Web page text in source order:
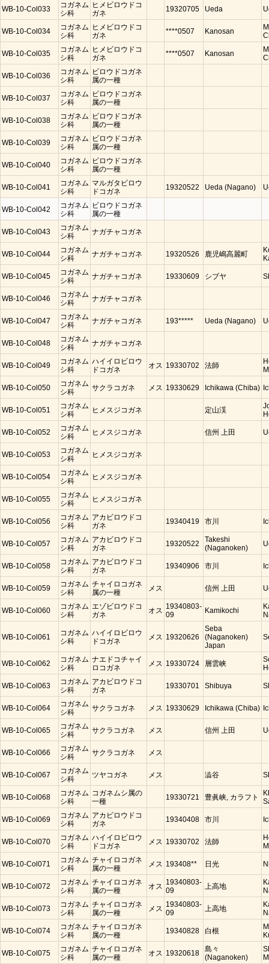
WB-10-Col033
コガネム
シ科
ヒメビロウドコ
ガネ
19320705 Ueda
WB-10-Col034
コガネム
シ科
ヒメビロウドコ
ガネ
****0507 Kanosan
WB-10-Col035
コガネム
シ科
ヒメビロウドコ
ガネ
****0507 Kanosan
WB-10-Col036
コガネム
シ科
ビロウドコガネ
属の一種
WB-10-Col037
コガネム
シ科
ビロウドコガネ
属の一種
WB-10-Col038
コガネム
シ科
ビロウドコガネ
属の一種
WB-10-Col039
コガネム
シ科
ビロウドコガネ
属の一種
WB-10-Col040
コガネム
シ科
ビロウドコガネ
属の一種
WB-10-Col041
コガネム
シ科
マルガタビロウ
ドコガネ
19320522 Ueda (Nagano)
WB-10-Col042
コガネム
シ科
ビロウドコガネ
属の一種
WB-10-Col043
コガネム
シ科
ナガチャコガネ
WB-10-Col044
コガネム
シ科
ナガチャコガネ 19320526 鹿児嶋高麗町
WB-10-Col045
コガネム
シ科
ナガチャコガネ 19330609 シブヤ
WB-10-Col046
コガネム
シ科
ナガチャコガネ
WB-10-Col047
コガネム
シ科
ナガチャコガネ 193***** Ueda (Nagano)
WB-10-Col048
コガネム
シ科
ナガチャコガネ
WB-10-Col049
コガネム
シ科
ハイイロビロウ
ドコガネ
オス 19330702 法師
WB-10-Col050
コガネム
シ科
サクラコガネ メス 19330629 Ichikawa (Chiba)
WB-10-Col051
コガネム
シ科
ヒメスジコガネ 定山渓
WB-10-Col052
コガネム
シ科
ヒメスジコガネ 信州 上田
WB-10-Col053
コガネム
シ科
ヒメスジコガネ
WB-10-Col054
コガネム
シ科
ヒメスジコガネ
WB-10-Col055
コガネム
シ科
ヒメスジコガネ
WB-10-Col056
コガネム
シ科
アカビロウドコ
ガネ
19340419 市川
WB-10-Col057
コガネム
シ科
アカビロウドコ
ガネ
19320522
Takeshi
(Naganoken)
WB-10-Col058
コガネム
シ科
アカビロウドコ
ガネ
19340906 市川
WB-10-Col059
コガネム
シ科
チャイロコガネ
属の一種
メス 信州 上田
WB-10-Col060
コガネム
シ科
エゾビロウドコ
ガネ
オス 19340803-
09
Kamikochi
WB-10-Col061
コガネム
シ科
ハイイロビロウ
ドコガネ
メス 19320626
Seba
(Naganoken)
Japan
WB-10-Col062
コガネム
シ科
ナエドコチャイ
ロコガネ
メス 19330724 層雲峡
WB-10-Col063
コガネム
シ科
アカビロウドコ
ガネ
19330701 Shibuya
WB-10-Col064
コガネム
シ科
サクラコガネ メス 19330629 Ichikawa (Chiba)
WB-10-Col065
コガネム
シ科
サクラコガネ メス 信州 上田
WB-10-Col066
コガネム
シ科
サクラコガネ メス
WB-10-Col067
コガネム
シ科
ツヤコガネ メス 澁谷
WB-10-Col068
コガネム
シ科
コガネムシ属の
一種
19330721 豊眞峡, カラフト
WB-10-Col069
コガネム
シ科
アカビロウドコ
ガネ
19340408 市川
WB-10-Col070
コガネム
シ科
ハイイロビロウ
ドコガネ
メス 19330702 法師
WB-10-Col071
コガネム
シ科
チャイロコガネ
属の一種
メス 193408** 日光
WB-10-Col072
コガネム
シ科
チャイロコガネ
属の一種
オス 19340803-
09
上高地
WB-10-Col073
コガネム
シ科
チャイロコガネ
属の一種
メス 19340803-
09
上高地
WB-10-Col074
コガネム
シ科
チャイロコガネ
属の一種
19340828 白根
WB-10-Col075
コガネム
シ科
チャイロコガネ
属の一種
オス 19320618
島々
(Naganoken)